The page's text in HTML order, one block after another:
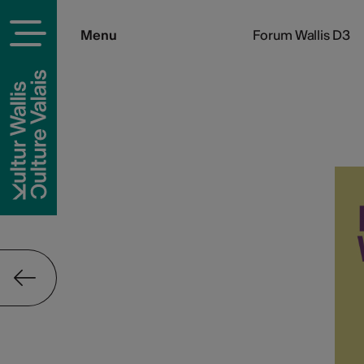
Menu Forum Wallis D3